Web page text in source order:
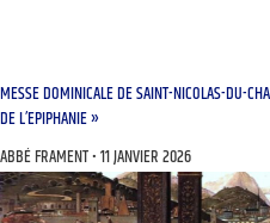
MESSE DOMINICALE DE SAINT-NICOLAS-DU-
DE L’EPIPHANIE »
ABBÉ FRAMENT 11 JANVIER 2026